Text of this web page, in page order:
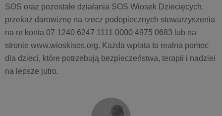
SOS oraz pozostałe działania SOS Wiosek Dziecięcych,
przekaż darowiznę na rzecz podopiecznych stowarzyszenia
na nr konta 07 1240 6247 1111 0000 4975 0683 lub na
stronie www.wioskisos.org. Każda wpłata to realna pomoc
dla dzieci, które potrzebują bezpieczeństwa, terapii i nadziei
na lepsze jutro.